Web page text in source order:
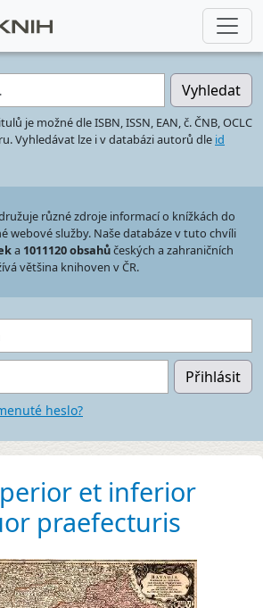
Vyhledat
je možné dle ISBN, ISSN, EAN, č. ČNB, OCLC
Vyhledávat lze i v databázi autorů dle id
různé zdroje informací o knížkách do
webové služby. Naše databáze v tuto chvíli
a 1011120 obsahůčeských a zahraničních
většina knihoven v ČR.
Přihlásit
heslo?
et inferior
praefecturis